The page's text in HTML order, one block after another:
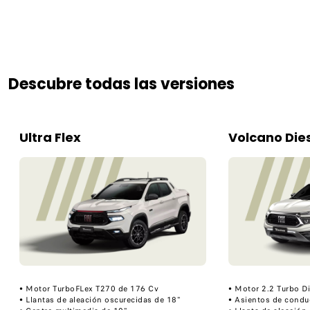
Descubre todas las versiones
Ultra Flex
​• Motor TurboFLex T270 de 176 Cv​
​• Llantas de aleación oscurecidas de 18"
Volcano
​• Motor 2.2 Turbo
​• Asientos de